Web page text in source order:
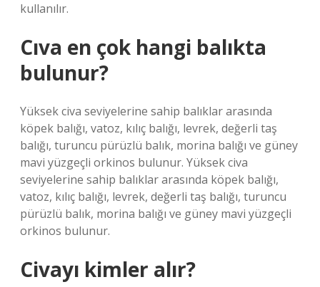
kullanılır.
Cıva en çok hangi balıkta
bulunur?
Yüksek civa seviyelerine sahip balıklar arasında
köpek balığı, vatoz, kılıç balığı, levrek, değerli taş
balığı, turuncu pürüzlü balık, morina balığı ve güney
mavi yüzgeçli orkinos bulunur. Yüksek civa
seviyelerine sahip balıklar arasında köpek balığı,
vatoz, kılıç balığı, levrek, değerli taş balığı, turuncu
pürüzlü balık, morina balığı ve güney mavi yüzgeçli
orkinos bulunur.
Civayı kimler alır?